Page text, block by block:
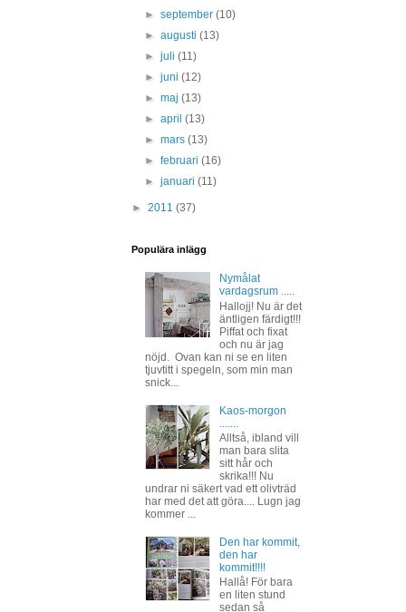
►september(10)
►augusti(13)
►juli(11)
►juni(12)
►maj(13)
►april(13)
►mars(13)
►februari(16)
►januari(11)
► 2011 (37)
Populära inlägg
Nymålat
vardagsrum .....
Hallojj! Nu är det
äntligen färdigt!!!
Piffat och fixat
och nu är jag
nöjd. Ovan kan ni se en liten
tjuvtitt i spegeln, som min man
snick...
Kaos-morgon
Alltså, ibland vill
man bara slita
sitt hår och
skrika!!! Nu
undrar ni säkert vad ett olivträd
har med det att göra.... Lugn jag
kommer ...
Den har kommit,
den har
kommit!!!!
Hallå! För bara
en liten stund
sedan så